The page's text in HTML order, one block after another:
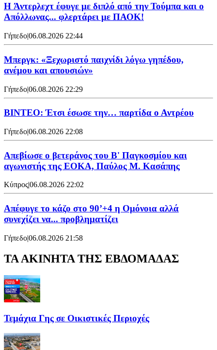
H Άντερλεχτ έφυγε με διπλό από την Τούμπα και ο
Απόλλωνας... φλερτάρει με ΠΑΟΚ!
Γήπεδο|06.08.2026 22:44
Μπεργκ: «Ξεχωριστό παιχνίδι λόγω γηπέδου,
ανέμου και απουσιών»
Γήπεδο|06.08.2026 22:29
ΒΙΝΤΕΟ: Έτσι έσωσε την… παρτίδα ο Αντρέου
Γήπεδο|06.08.2026 22:08
Απεβίωσε ο βετεράνος του Β' Παγκοσμίου και
αγωνιστής της ΕΟΚΑ, Παύλος Μ. Κασάπης
Κύπρος|06.08.2026 22:02
Απέφυγε το κάζο στο 90’+4 η Ομόνοια αλλά
συνεχίζει να... προβληματίζει
Γήπεδο|06.08.2026 21:58
ΤΑ ΑΚΙΝΗΤΑ ΤΗΣ ΕΒΔΟΜΑΔΑΣ
Τεμάχια Γης σε Οικιστικές Περιοχές